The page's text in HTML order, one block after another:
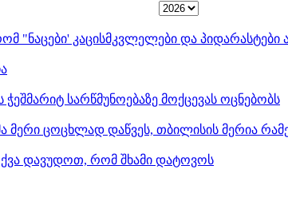
"ნაცები' კაცისმკვლელები და პიდარასტები
სარწმუნოებაზე მოქცევას ოცნებობს
მერი ცოცხლად დაწვეს, თბილისის მერია
ქვა დავუდოთ, რომ შხამი დატოვოს